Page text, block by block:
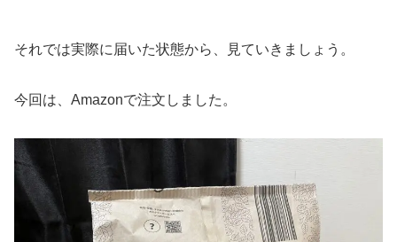
それでは実際に届いた状態から、見ていきましょう。
今回は、Amazonで注文しました。